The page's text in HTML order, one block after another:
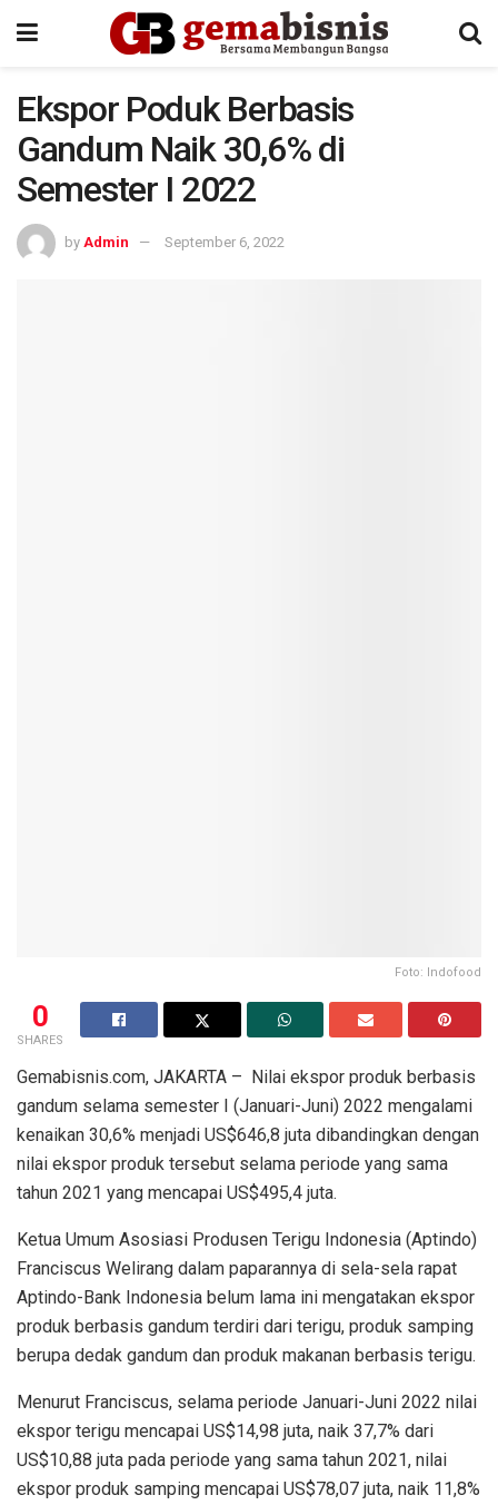
Ekspor Poduk Berbasis
Gandum Naik 30,6% di
Semester I 2022
by Admin September 6, 2022
Foto: Indofood
0
SHARES
Gemabisnis.com, JAKARTA – Nilai ekspor produk berbasis
gandum selama semester I (Januari-Juni) 2022 mengalami
kenaikan 30,6% menjadi US$646,8 juta dibandingkan dengan
nilai ekspor produk tersebut selama periode yang sama
tahun 2021 yang mencapai US$495,4 juta.
Ketua Umum Asosiasi Produsen Terigu Indonesia (Aptindo)
Franciscus Welirang dalam paparannya di sela-sela rapat
Aptindo-Bank Indonesia belum lama ini mengatakan ekspor
produk berbasis gandum terdiri dari terigu, produk samping
berupa dedak gandum dan produk makanan berbasis terigu.
Menurut Franciscus, selama periode Januari-Juni 2022 nilai
ekspor terigu mencapai US$14,98 juta, naik 37,7% dari
US$10,88 juta pada periode yang sama tahun 2021, nilai
ekspor produk samping mencapai US$78,07 juta, naik 11,8%